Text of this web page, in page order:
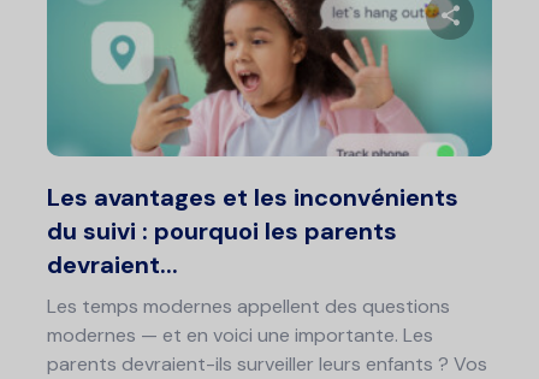
Les avantages et les inconvénients
du suivi : pourquoi les parents
devraient...
Les temps modernes appellent des questions
modernes — et en voici une importante. Les
parents devraient-ils surveiller leurs enfants ? Vos